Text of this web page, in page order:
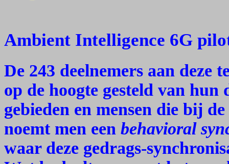
Ambient Intelligence 6G
De 243 deelnemers aan deze
op de hoogte gesteld van hun
gebieden en mensen die bij
noemt men een behavioral
waar deze gedrags-